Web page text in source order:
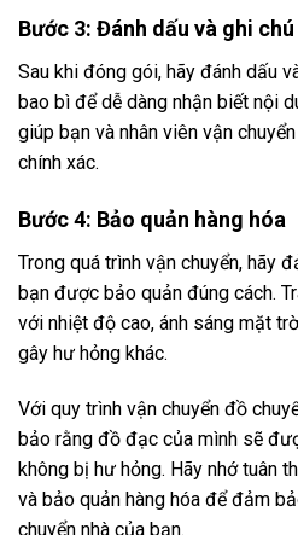
Bước 3: Đánh dấu và ghi chú
Sau khi đóng gói, hãy đánh dấu
bao bì để dễ dàng nhận biết nội
giúp bạn và nhân viên vận
chính xác.
Bước 4: Bảo quản hàng hóa
Trong quá trình vận chuyển, hãy
bạn được bảo quản đúng cách.
với nhiệt độ cao, ánh sáng mặt
gây hư hỏng khác.
Với quy trình vận chuyển đồ
bảo rằng đồ đạc của mình sẽ
không bị hư hỏng. Hãy nhớ tuân
và bảo quản hàng hóa để đảm
chuyển nhà của bạn.